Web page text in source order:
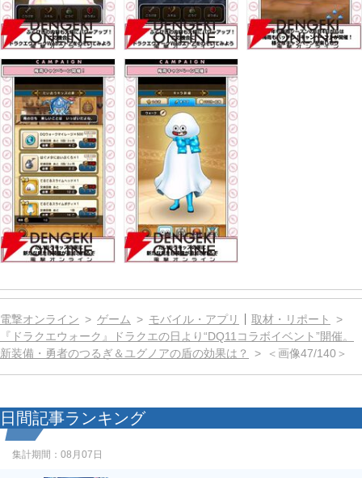
電撃オンライン ゲーム モバイル・アプリ
取材・リポート
『ドラクエウォーク』ドラクエの日より“DQ11コラボイベント”開催。
新装備・勇者のつるぎ＆ユグノアの盾の効果は？
＜画像47/140＞
日間記事ランキング
集計期間： 08月07日